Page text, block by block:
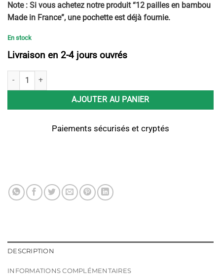
Note : Si vous achetez notre produit “12 pailles en bambou
Made in France”, une pochette est déjà fournie.
En stock
Livraison en 2-4 jours ouvrés
quantité de Pochette de transport pour pailles
AJOUTER AU PANIER
Paiements sécurisés et cryptés
DESCRIPTION
INFORMATIONS COMPLÉMENTAIRES